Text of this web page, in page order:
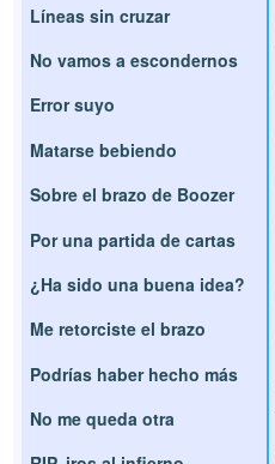
Líneas sin cruzar
No vamos a escondernos
Error suyo
Matarse bebiendo
Sobre el brazo de Boozer
Por una partida de cartas
¿Ha sido una buena idea?
Me retorciste el brazo
Podrías haber hecho más
No me queda otra